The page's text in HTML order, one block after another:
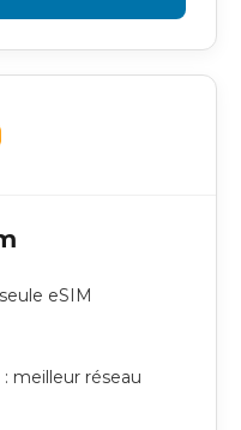
eSIM
meilleur réseau